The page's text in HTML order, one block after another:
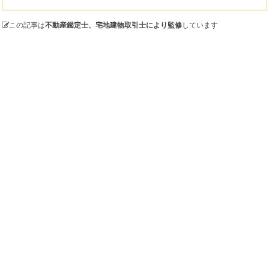
この記事は不動産鑑定士、宅地建物取引士により監修しています